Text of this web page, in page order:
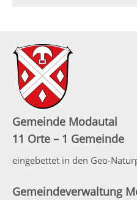
Gemeinde Modautal
11 Orte – 1 Gemeinde
eingebettet in den Geo-
Gemeindeverwaltung